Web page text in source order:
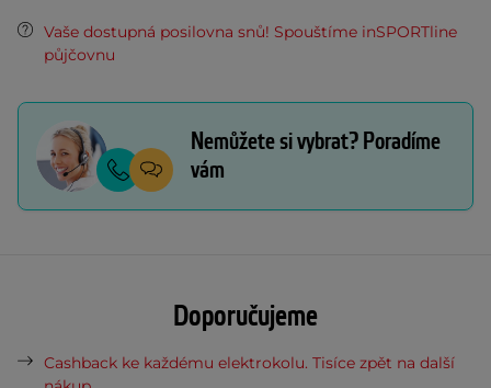
Vaše dostupná posilovna snů! Spouštíme inSPORTline
půjčovnu
Nemůžete si vybrat? Poradíme
vám
Doporučujeme
Cashback ke každému elektrokolu. Tisíce zpět na další